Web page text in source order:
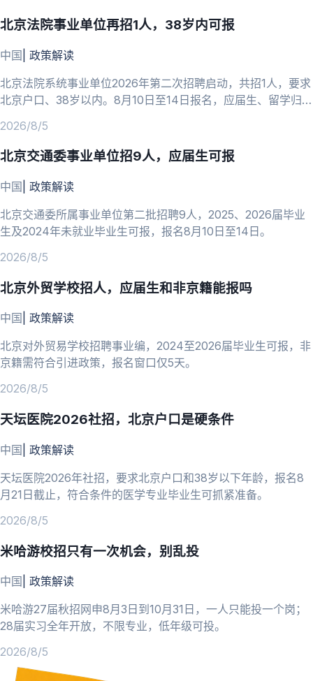
北京法院事业单位再招1人，38岁内可报
中国 政策解读
北京法院系统事业单位2026年第二次招聘启动，共招1人，要求
北京户口、38岁以内。8月10日至14日报名，应届生、留学归国
2026/8/5
北京交通委事业单位招9人，应届生可报
中国 政策解读
北京交通委所属事业单位第二批招聘9人，2025、2026届毕业
生及2024年未就业毕业生可报，报名8月10日至14日。
2026/8/5
北京外贸学校招人，应届生和非京籍能报吗
中国 政策解读
北京对外贸易学校招聘事业编，2024至2026届毕业生可报，非
京籍需符合引进政策，报名窗口仅5天。
2026/8/5
天坛医院2026社招，北京户口是硬条件
中国 政策解读
天坛医院2026年社招，要求北京户口和38岁以下年龄，报名8
月21日截止，符合条件的医学专业毕业生可抓紧准备。
2026/8/5
米哈游校招只有一次机会，别乱投
中国 政策解读
米哈游27届秋招网申8月3日到10月31日，一人只能投一个岗；
28届实习全年开放，不限专业，低年级可投。
2026/8/5